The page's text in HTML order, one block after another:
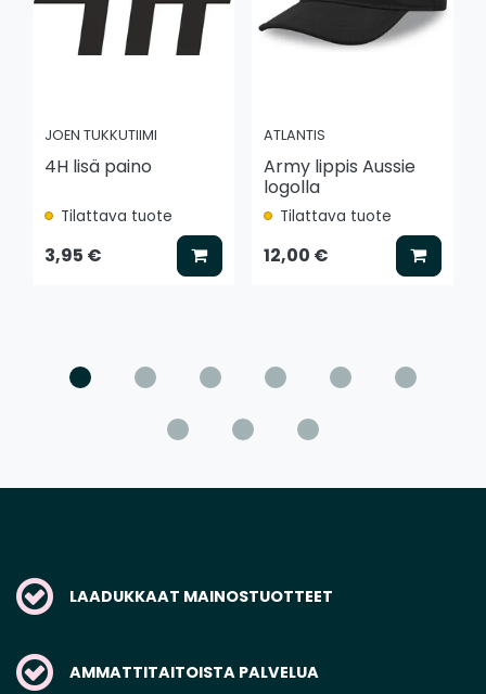
JOEN TUKKUTIIMI
4H lisä paino
Tilattava tuote
3,95 € Lisää koriin
ATLANTIS
Army lippis Aussie
logolla
Tilattava tuote
12,00 € Lisää
LAADUKKAAT MAINOSTUOTTEET
AMMATTITAITOISTA PALVELUA